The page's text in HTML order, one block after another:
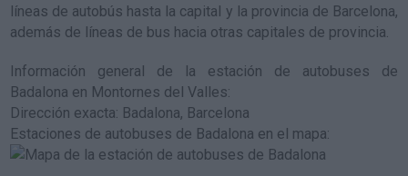
líneas de autobús hasta la capital y la provincia de Barcelona,
además de líneas de bus hacia otras capitales de provincia.
Información general de la estación de autobuses de
Badalona en Montornes del Valles:
Dirección exacta: Badalona, Barcelona
Estaciones de autobuses de Badalona en el mapa: